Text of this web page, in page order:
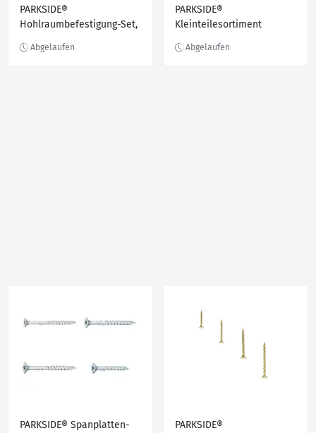
PARKSIDE®
Hohlraumbefestigung-Set,
PARKSIDE®
Kleinteilesortiment
PARKSIDE® Spanplatten-
PARKSIDE®